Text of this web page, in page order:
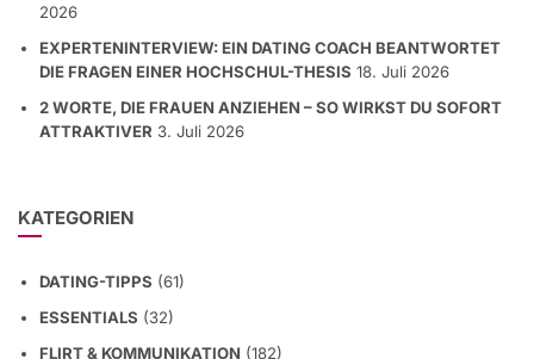
2026
EXPERTENINTERVIEW: EIN DATING COACH BEANTWORTET
DIE FRAGEN EINER HOCHSCHUL-THESIS 18. Juli 2026
2 WORTE, DIE FRAUEN ANZIEHEN – SO WIRKST DU SOFORT
ATTRAKTIVER 3. Juli 2026
KATEGORIEN
DATING-TIPPS (61)
ESSENTIALS (32)
FLIRT & KOMMUNIKATION (182)